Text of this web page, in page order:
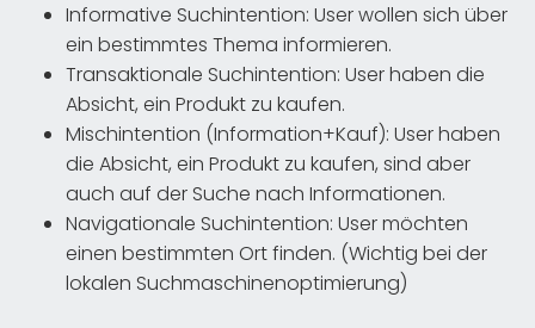
Informative Suchintention: User wollen sich über
ein bestimmtes Thema informieren.
Transaktionale Suchintention: User haben die
Absicht, ein Produkt zu kaufen.
Mischintention (Information+Kauf): User haben
die Absicht, ein Produkt zu kaufen, sind aber
auch auf der Suche nach Informationen.
Navigationale Suchintention: User möchten
einen bestimmten Ort finden. (Wichtig bei der
lokalen Suchmaschinenoptimierung)